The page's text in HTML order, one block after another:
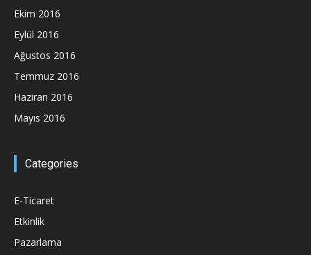
Ekim 2016
Eylül 2016
Ağustos 2016
Temmuz 2016
Haziran 2016
Mayıs 2016
Categories
E-Ticaret
Etkinlik
Pazarlama